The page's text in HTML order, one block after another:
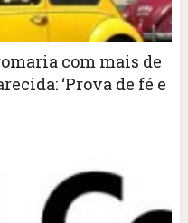
com mais de
‘Prova de fé e